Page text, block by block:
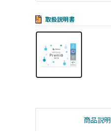
取扱説明書
商品説明